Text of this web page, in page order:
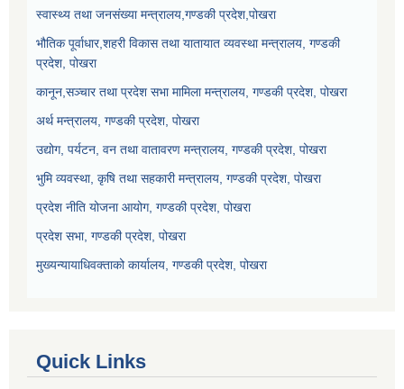
स्वास्थ्य तथा जनसंख्या मन्त्रालय,गण्डकी प्रदेश,पोखरा
भौतिक पूर्वाधार,शहरी विकास तथा यातायात व्यवस्था मन्त्रालय, गण्डकी
प्रदेश, पोखरा
कानून,सञ्चार तथा प्रदेश सभा मामिला मन्त्रालय, गण्डकी प्रदेश, पोखरा
अर्थ मन्त्रालय, गण्डकी प्रदेश, पोखरा
उद्योग, पर्यटन, वन तथा वातावरण मन्त्रालय, गण्डकी प्रदेश, पोखरा
भुमि व्यवस्था, कृषि तथा सहकारी मन्त्रालय, गण्डकी प्रदेश, पोखरा
प्रदेश नीति योजना आयोग, गण्डकी प्रदेश, पोखरा
प्रदेश सभा, गण्डकी प्रदेश, पोखरा
मुख्यन्यायाधिवक्ताको कार्यालय, गण्डकी प्रदेश, पोखरा
Quick Links